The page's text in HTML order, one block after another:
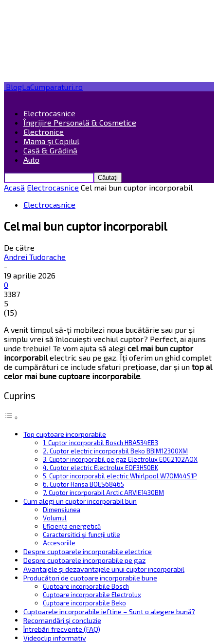
BlogLaCumparaturi.ro
Electrocasnice
Îngrijire Personală & Cosmetice
Electronice
Mama și Copilul
Casă & Grădină
Auto
Acasă Electrocasnice Cel mai bun cuptor incorporabil
Electrocasnice
Cel mai bun cuptor incorporabil
De către
Andrei Tudorache
-
19 aprilie 2026
0
3387
5
(15)
A venit timpul să-ți mobilezi noua bucătărie sau pur și
simplu vrei să înlocuiești vechiul cuptor? Perfect, ai ajuns
unde trebuie! Te vom ajuta să alegi cel mai bun cuptor
incorporabilelectric sau pe gaz. Îți oferim un ghid complet
de cumpărături ce include sfaturi prețioase, dar și un top al
celor mai bune cuptoare incorporabile.
Cuprins
Top cuptoare incorporabile
1. Cuptor incorporabil Bosch HBA534EB3
2. Cuptor electric incorporabil Beko BBIM12300XM
3. Cuptor incorporabil pe gaz Electrolux EOG2102AOX
4. Cuptor electric Electrolux EOF3H50BK
5. Cuptor incorporabil electric Whirlpool W7OM44S1P
6. Cuptor Hansa BOES68465
7. Cuptor incorporabil Arctic ARVIE1430BM
Cum alegi un cuptor incorporabil bun
Dimensiunea
Volumul
Eficiența energetică
Caractersitici și funcții utile
Accesoriile
Despre cuptoarele incorporabile electrice
Despre cuptoarele incorporabile pe gaz
Avantajele și dezavantajele unui cuptor incorporabil
Producători de cuptoare incorporabile bune
Cuptoare incorporabile Bosch
Cuptoare incorporabile Electrolux
Cuptoare incorporabile Beko
Cuptoarele incorporabile ieftine – Sunt o alegere bună?
Recomandări și concluzie
Întrebări frecvente (FAQ)
Videoclip informativ